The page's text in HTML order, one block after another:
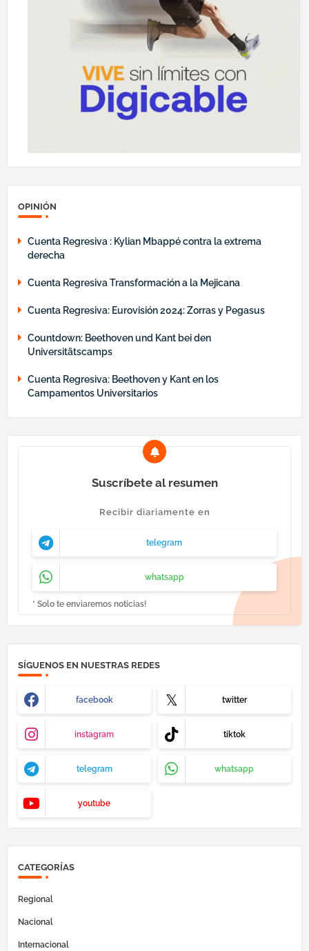
OPINIÓN
Cuenta Regresiva : Kylian Mbappé contra la extrema
derecha
Cuenta Regresiva Transformación a la Mejicana
Cuenta Regresiva: Eurovisión 2024: Zorras y Pegasus
Countdown: Beethoven und Kant bei den
Universitätscamps
Cuenta Regresiva: Beethoven y Kant en los
Campamentos Universitarios
Suscríbete al resumen
Recibir diariamente en
telegram
whatsapp
* Solo te enviaremos noticias!
SÍGUENOS EN NUESTRAS REDES
facebook twitter
instagram tiktok
telegram whatsapp
youtube
CATEGORÍAS
Regional
Nacional
Internacional